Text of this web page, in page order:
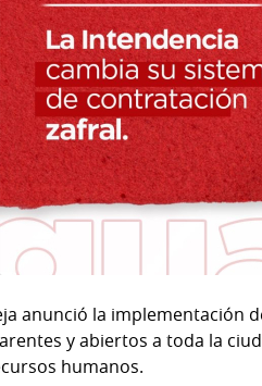
anunció la implementación
y abiertos a toda la
humanos.